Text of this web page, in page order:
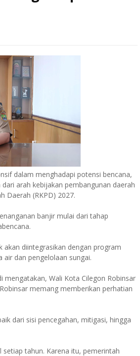
dalam menghadapi potensi bencana,
arah kebijakan pembangunan daerah
Daerah (RKPD) 2027.
banjir mulai dari tahap
diintegrasikan dengan program
dan pengelolaan sungai.
mengatakan, Wali Kota Cilegon Robinsar
memang memberikan perhatian
dari sisi pencegahan, mitigasi, hingga
setiap tahun. Karena itu, pemerintah